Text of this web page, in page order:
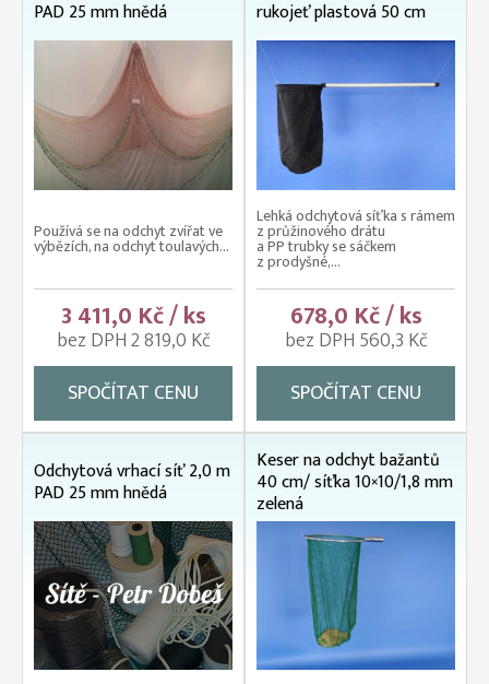
PAD 25 mm hnědá
Používá se na odchyt zvířat ve
výbězích, na odchyt toulavých...
3 411,0 Kč / ks
bez DPH 2 819,0 Kč
SPOČÍTAT CENU
rukojeť plastová 50 cm
Lehká odchytová síťka s rámem
z průžinového drátu
a PP trubky se sáčkem
z prodyšné,...
678,0 Kč / ks
bez DPH 560,3 Kč
SPOČÍTAT CENU
Odchytová vrhací síť 2,0 m
PAD 25 mm hnědá
Keser na odchyt bažantů
40 cm/ síťka 10×10/1,8 mm
zelená